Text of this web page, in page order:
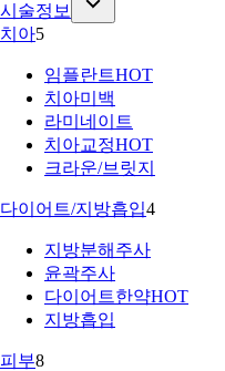
시술정보
치아5
임플란트HOT
치아미백
라미네이트
치아교정HOT
크라운/브릿지
다이어트/지방흡입4
지방분해주사
윤곽주사
다이어트한약HOT
지방흡입
피부8